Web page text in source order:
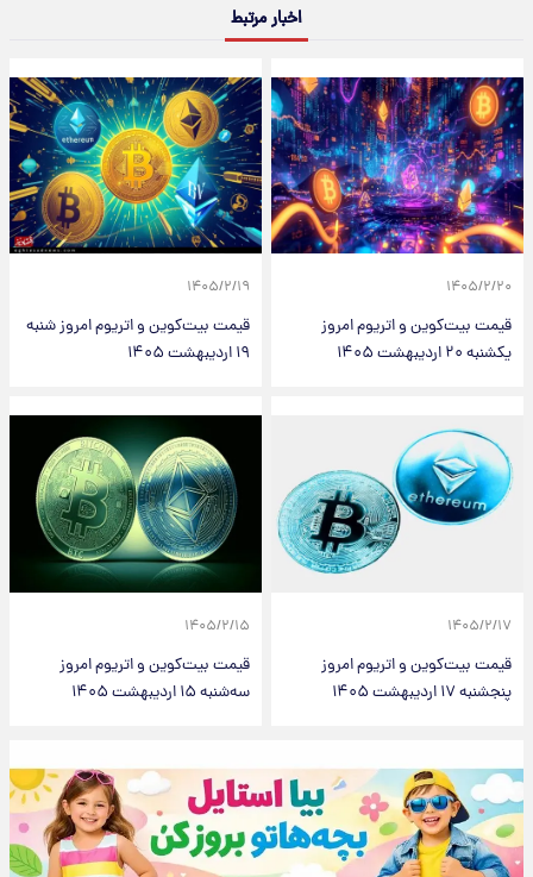
اخبار مرتبط
۱۴۰۵/۲/۲۰
قیمت بیت‌کوین و اتریوم امروز
یکشنبه ۲۰ اردیبهشت ۱۴۰۵
۱۴۰۵/۲/۱۹
قیمت بیت‌کوین و اتریوم امروز شنبه
۱۹ اردیبهشت ۱۴۰۵
۱۴۰۵/۲/۱۷
قیمت بیت‌کوین و اتریوم امروز
پنجشنبه ۱۷ اردیبهشت ۱۴۰۵
۱۴۰۵/۲/۱۵
قیمت بیت‌کوین و اتریوم امروز
سه‌شنبه ۱۵ اردیبهشت ۱۴۰۵